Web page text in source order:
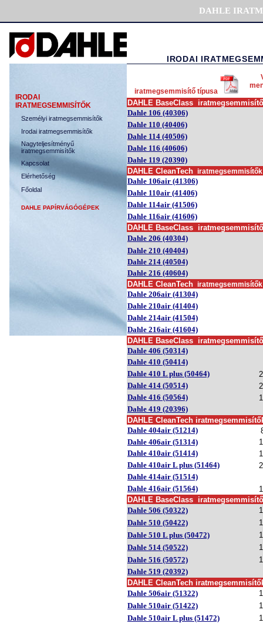
DAHLE
IRODAI
IRATMEGSEMMIS ÍTŐK
Személyi iratmegsemmisítők
Irodai iratmegsemmisítők
Nagyteljesítményű
iratmegsemmisítők
Kapcsolat
Elérhetőség
Főoldal
DAHLE PAPÍRVÁGÓGÉPEK
IRODAI
iratmegsemmisítő típusa
DAHLE BaseClass iratmegsemmi
Dahle 106 (40306)
Dahle 110 (40406)
Dahle 114 (40506)
Dahle 116 (40606)
Dahle 119 (20390)
DAHLE CleanTech iratmegsemmi
Dahle 106air (41306)
Dahle 110air (41406)
Dahle 114air (41506)
Dahle 116air (41606)
DAHLE BaseClass iratmegsemmi
Dahle 206 (40304)
Dahle 210 (40404)
Dahle 214 (40504)
Dahle 216 (40604)
DAHLE CleanTech iratmegsemmi
Dahle 206air (41304)
Dahle 210air (41404)
Dahle 214air (41504)
Dahle 216air (41604)
DAHLE BaseClass iratmegsemmi
Dahle 406 (50314)
Dahle 410 (50414)
Dahle 410 L plus (50464)
Dahle 414 (50514)
Dahle 416 (50564)
Dahle 419 (20396)
DAHLE CleanTech iratmegsemmi
Dahle 404air (51214)
Dahle 406air (51314)
Dahle 410air (51414)
Dahle 410air L plus (51464)
Dahle 414air (51514)
Dahle 416air (51564)
DAHLE BaseClass iratmegsemmi
Dahle 506 (50322)
Dahle 510 (50422)
Dahle 510 L plus (50472)
Dahle 514 (50522)
Dahle 516 (50572)
Dahle 519 (20392)
DAHLE CleanTech iratmegsemmi
Dahle 506air (51322)
Dahle 510air (51422)
Dahle 510air L plus (51472)